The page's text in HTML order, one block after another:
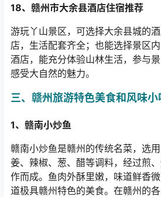
18、赣州市大余县酒店住宿推荐
游玩丫山景区，可选择大余县城的
店，生活配套齐全；也能选择景区
酒店，能充分体验山林生活，参与景
感受大自然的魅力。
三、赣州旅游特色美食和风味小
1、赣南小炒鱼
赣南小炒鱼是赣州的传统名菜，选
姜、辣椒、葱、醋等调料，经过煎
作而成。鱼肉外酥里嫩，味道鲜香
道极具赣州特色的美食。在赣州的各